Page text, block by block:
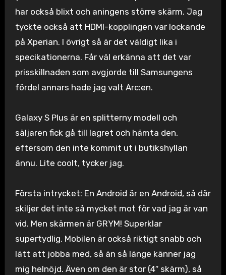
har också blixt och aningens större skärm. Jag
tyckte också att HDMI-kopplingen var lockande
på Xperian. I övrigt så är det väldigt lika i
specikationerna. Får väl erkänna att det var
prisskillnaden som avgjorde till Samsungens
fördel annars hade jag valt Arc:en.
Galaxy S Plus är en splitterny modell och
säljaren fick gå till lagret och hämta den,
eftersom den inte kommit ut i butikshyllan
ännu. Lite coolt, tycker jag.
Första intrycket: En Android är en Android, så där
skiljer det inte så mycket mot för vad jag är van
vid. Men skärmen är GRYM! Superklar
supertydlig. Mobilen är också riktigt snabb och
lätt att jobba med, så än så länge känner jag
mig helnöjd. Även om den är stor (4″ skärm), så